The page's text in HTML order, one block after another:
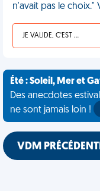
n'avait pas le choix."
JE VALIDE, C'EST UNE VDM
Été : Soleil, Mer et
Des anecdotes
ne sont jamais loin !
VDM